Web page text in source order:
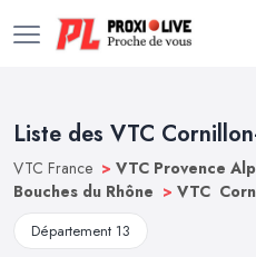
Liste des VTC
VTC France > VTC Provence
Bouches du Rhône > VTC
Département 13